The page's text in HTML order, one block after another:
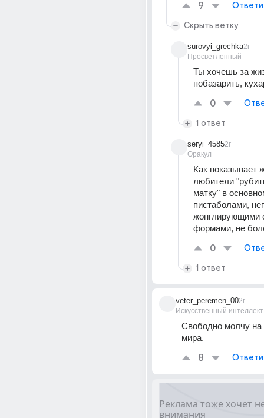
9
Скрыть ветку
surovyi_grechka
Просветленный
2г
Ты хочешь за
побазарить,
0
1 ответ
seryi_4585
Оракул
2г
Как показывает
любители
матку" в
пистаболами,
жонглирующими
формами, не
0
1 ответ
veter_peremen_00
Искусственный интеллект
2г
Свободно молчy на
мира.
8